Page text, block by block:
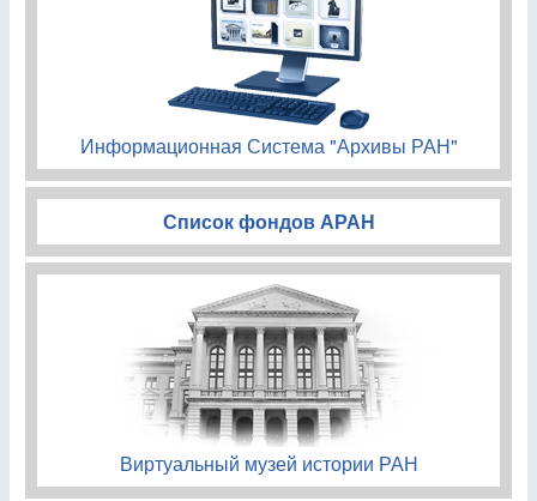
Информационная Система "Архивы РАН"
Список фондов АРАН
Виртуальный музей истории РАН